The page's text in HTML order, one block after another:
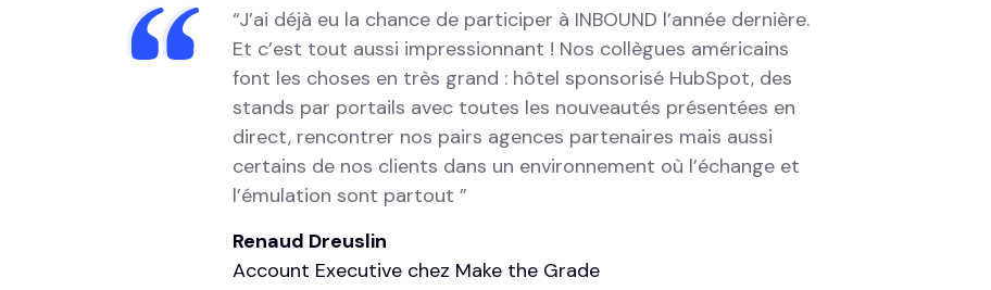
“J’ai déjà eu la chance de participer à INBOUND l’année dernière.
Et c’est tout aussi impressionnant ! Nos collègues américains
font les choses en très grand : hôtel sponsorisé HubSpot, des
stands par portails avec toutes les nouveautés présentées en
direct, rencontrer nos pairs agences partenaires mais aussi
certains de nos clients dans un environnement où l’échange et
l’émulation sont partout ”
Renaud Dreuslin
Account Executive chez Make the Grade